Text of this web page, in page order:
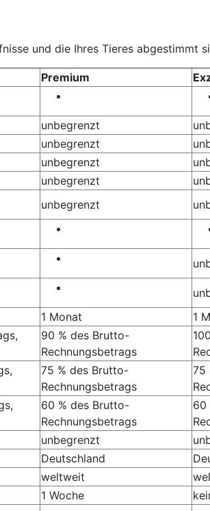
und die Ihres Tieres abgestimmt
Premium
unbegrenzt
unbegrenzt
unbegrenzt
unbegrenzt
unbegrenzt
1 Monat
1
90 % des Brutto-
Rechnungsbetrags
75 % des Brutto-
Rechnungsbetrags
75
60 % des Brutto-
Rechnungsbetrags
60
unbegrenzt
Deutschland
weltweit
1 Woche